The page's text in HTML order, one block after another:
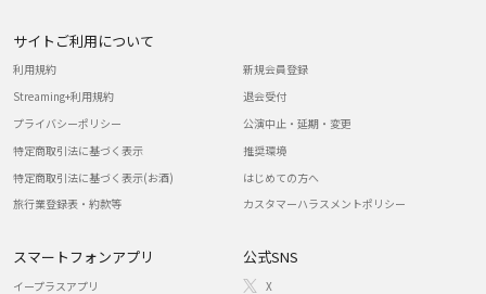
サイトご利用について
利用規約
Streaming+利用規約
プライバシーポリシー
特定商取引法に基づく表示
特定商取引法に基づく表示(お酒)
旅行業登録表・約款等
新規会員登録
退会受付
公演中止・延期・変更
推奨環境
はじめての方へ
カスタマーハラスメントポリシー
スマートフォンアプリ
イープラスアプリ
公式SNS
X